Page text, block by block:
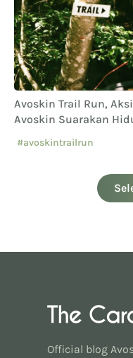
Avoskin Trail Run,
Avoskin Suarakan
#avoskintrailrun
Official blog